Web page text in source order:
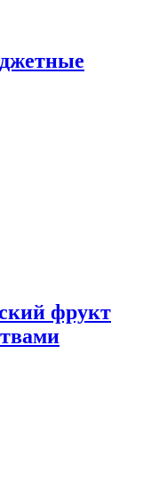
фрукт